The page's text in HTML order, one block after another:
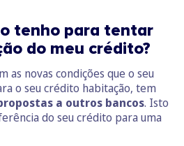
tenho para tentar
do meu crédito?
as novas condições que o seu
o seu crédito habitação, tem
a outros bancos. Isto
do seu crédito para uma